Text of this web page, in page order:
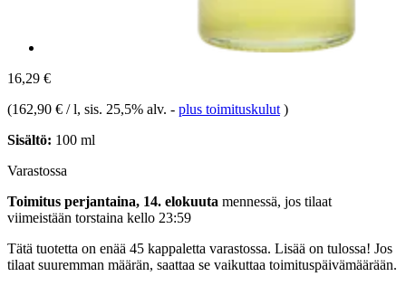
16,29 €
(162,90 € / l, sis. 25,5% alv. - plus toimituskulut )
Sisältö: 100 ml
Varastossa
Toimitus perjantaina, 14. elokuuta mennessä, jos tilaat
viimeistään torstaina kello 23:59
Tätä tuotetta on enää 45 kappaletta varastossa. Lisää on tulossa! Jos
tilaat suuremman määrän, saattaa se vaikuttaa toimituspäivämäärään.